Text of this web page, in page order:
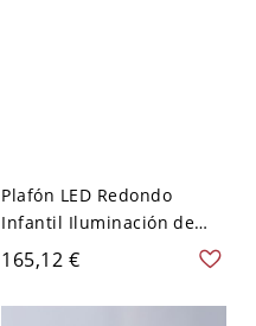
Plafón LED Redondo
Infantil Iluminación de
Techo Metálica con Diseño
de Astronauta - Lago Azul
110 A 120 V
165,12 €